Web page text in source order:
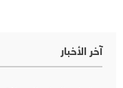
آخر الأخبار